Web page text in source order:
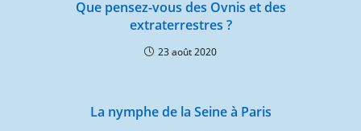
Que pensez-vous des Ovnis et des
extraterrestres ?
23 août 2020
La nymphe de la Seine à Paris